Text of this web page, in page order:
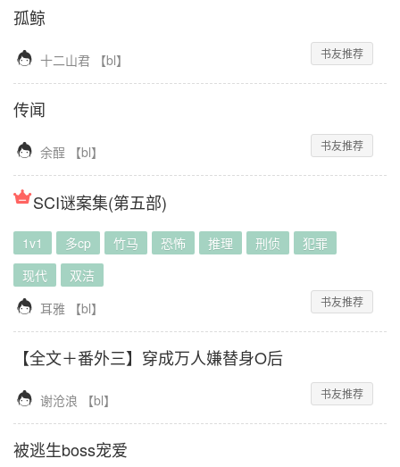
孤鲸
 十二山君 【bl】 书友推荐
传闻
 余酲 【bl】 书友推荐
SCI谜案集(第五部)
1v1 多cp 竹马 恐怖 推理 刑侦
犯罪
现代
双洁
 耳雅 【bl】 书友推荐
【全文＋番外三】穿成万人嫌替身O后
 谢沧浪 【bl】 书友推荐
被逃生boss宠爱